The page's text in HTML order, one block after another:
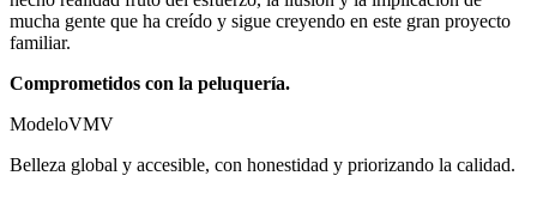
mucha gente que ha creído y sigue creyendo en este gran proyecto
familiar.
Comprometidos con la peluquería.
ModeloVMV
Belleza global y accesible, con honestidad y priorizando la calidad.